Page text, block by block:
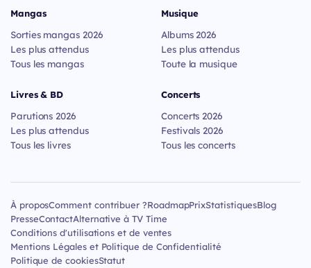
Mangas
Sorties mangas 2026
Les plus attendus
Tous les mangas
Livres & BD
Parutions 2026
Les plus attendus
Tous les livres
Musique
Albums 2026
Les plus attendus
Toute la musique
Concerts
Concerts 2026
Festivals 2026
Tous les concerts
À proposComment contribuer ?RoadmapPrixStatistiquesBlog
PresseContactAlternative à TV Time
Conditions d'utilisations et de ventes
Mentions Légales et Politique de Confidentialité
Politique de cookiesStatut